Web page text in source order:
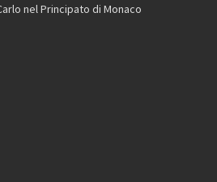
nel Principato di Monaco